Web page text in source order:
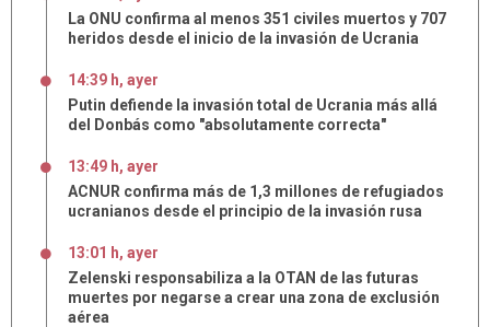
La ONU confirma al menos 351 civiles muertos y 707
heridos desde el inicio de la invasión de Ucrania
14:39 h, ayer
Putin defiende la invasión total de Ucrania más allá
del Donbás como "absolutamente correcta"
13:49 h, ayer
ACNUR confirma más de 1,3 millones de refugiados
ucranianos desde el principio de la invasión rusa
13:01 h, ayer
Zelenski responsabiliza a la OTAN de las futuras
muertes por negarse a crear una zona de exclusión
aérea